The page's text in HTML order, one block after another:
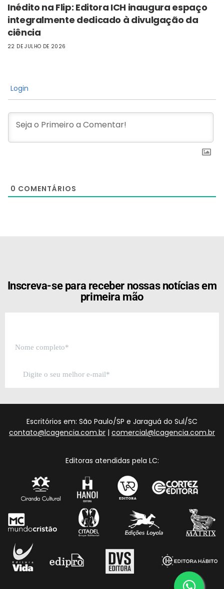
Inédito na Flip: Editora ICH inaugura espaço
integralmente dedicado à divulgação da
ciência
22 DE JULHO DE 2026
Login
0 COMENTÁRIOS
Inscreva-se para receber nossas notícias em
primeira mão
Escritórios em: São Paulo/SP e Jaraguá do Sul/SC
contato@lcagencia.com.br | comercial@lcagencia.com.br
Editoras atendidas pela LC: